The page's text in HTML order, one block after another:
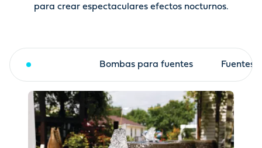
para crear espectaculares efectos nocturnos.
Bombas para fuentes Fuentes